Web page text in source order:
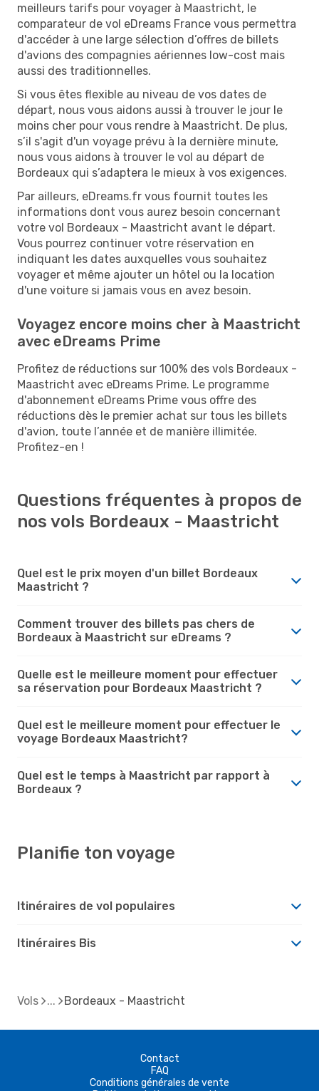
meilleurs tarifs pour voyager à Maastricht, le
comparateur de vol eDreams France vous permettra
d'accéder à une large sélection d’offres de billets
d'avions des compagnies aériennes low-cost mais
aussi des traditionnelles.
Si vous êtes flexible au niveau de vos dates de
départ, nous vous aidons aussi à trouver le jour le
moins cher pour vous rendre à Maastricht. De plus,
s’il s'agit d'un voyage prévu à la dernière minute,
nous vous aidons à trouver le vol au départ de
Bordeaux qui s’adaptera le mieux à vos exigences.
Par ailleurs, eDreams.fr vous fournit toutes les
informations dont vous aurez besoin concernant
votre vol Bordeaux - Maastricht avant le départ.
Vous pourrez continuer votre réservation en
indiquant les dates auxquelles vous souhaitez
voyager et même ajouter un hôtel ou la location
d'une voiture si jamais vous en avez besoin.
Voyagez encore moins cher à Maastricht
avec eDreams Prime
Profitez de réductions sur 100% des vols Bordeaux -
Maastricht avec eDreams Prime. Le programme
d'abonnement eDreams Prime vous offre des
réductions dès le premier achat sur tous les billets
d'avion, toute l’année et de manière illimitée.
Profitez-en !
Questions fréquentes à propos de
nos vols Bordeaux - Maastricht
Quel est le prix moyen d'un billet Bordeaux
Maastricht ?
Comment trouver des billets pas chers de
Bordeaux à Maastricht sur eDreams ?
Quelle est le meilleure moment pour effectuer
sa réservation pour Bordeaux Maastricht ?
Quel est le meilleure moment pour effectuer le
voyage Bordeaux Maastricht?
Quel est le temps à Maastricht par rapport à
Bordeaux ?
Planifie ton voyage
Itinéraires de vol populaires
Itinéraires Bis
Vols Bordeaux - Maastricht
Contact
FAQ
Conditions générales de vente